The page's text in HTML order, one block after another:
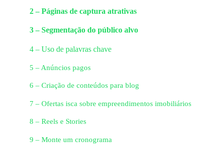
2 – Páginas de captura atrativas
3 – Segmentação do público alvo
4 – Uso de palavras chave
5 – Anúncios pagos
6 – Criação de conteúdos para blog
7 – Ofertas isca sobre empreendimentos imobiliários
8 – Reels e Stories
9 – Monte um cronograma